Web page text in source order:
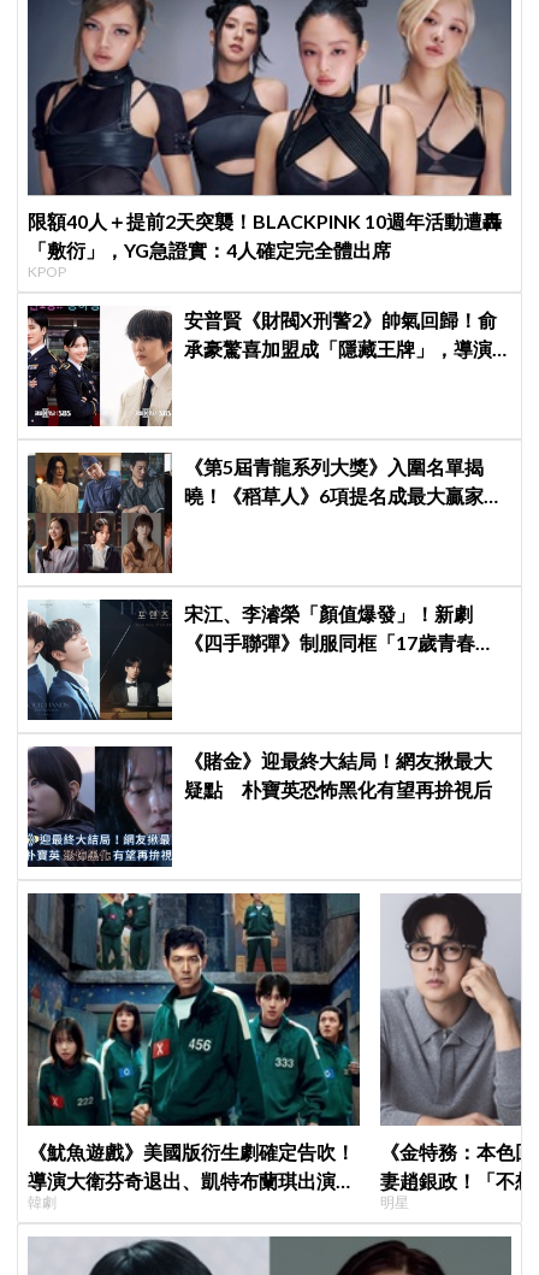
限額40人＋提前2天突襲！BLACKPINK 10週年活動遭轟
「敷衍」，YG急證實：4人確定完全體出席
KPOP
安普賢《財閥X刑警2》帥氣回歸！俞
承豪驚喜加盟成「隱藏王牌」，導演
《第5屆青龍系列大獎》入圍名單揭
曉！《稻草人》6項提名成最大贏家，
宋江、李濬榮「顏值爆發」！新劇
《四手聯彈》制服同框「17歲青春神
《賭金》迎最終大結局！網友揪最大
疑點 朴寶英恐怖黑化有望再拚視后
《魷魚遊戲》美國版衍生劇確定告吹！
導演大衛芬奇退出、凱特布蘭琪出演傳
聞也破局
韓劇
《金特務：本色
妻趙銀政！「不
一句話展現滿滿
明星